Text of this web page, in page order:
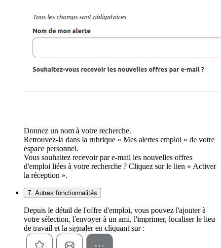
Donnez un nom à votre recherche.
Retrouvez-la dans la rubrique « Mes alertes emploi » de votre
espace personnel.
Vous souhaitez recevoir par e-mail les nouvelles offres
d'emploi liées à votre recherche ? Cliquez sur le lien « Activer
la réception ».
7. Autres fonctionnalités
Depuis le détail de l'offre d'emploi, vous pouvez l'ajouter à
votre sélection, l'envoyer à un ami, l'imprimer, localiser le lieu
de travail et la signaler en cliquant sur :